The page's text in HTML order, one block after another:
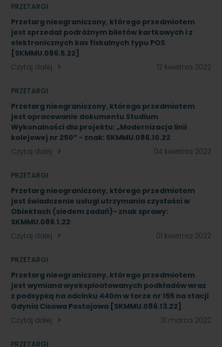
PRZETARGI
Przetarg nieograniczony, którego przedmiotem
jest sprzedaż podróżnym biletów kartkowych i z
elektronicznych kas fiskalnych typu POS
[SKMMU.086.5.22]
Czytaj dalej
12 kwietnia 2022
PRZETARGI
Przetarg nieograniczony, którego przedmiotem
jest opracowanie dokumentu Studium
Wykonalności dla projektu: „Modernizacja linii
kolejowej nr 250” - znak: SKMMU.086.10.22
Czytaj dalej
04 kwietnia 2022
PRZETARGI
Przetarg nieograniczony, którego przedmiotem
jest świadczenie usługi utrzymania czystości w
Obiektach (siedem zadań)- znak sprawy:
SKMMU.086.1.22
Czytaj dalej
01 kwietnia 2022
PRZETARGI
Przetarg nieograniczony, którego przedmiotem
jest wymiana wyeksploatowanych podkładów wraz
z podsypką na odcinku 440m w torze nr 155 na stacji
Gdynia Cisowa Postojowa [SKMMU.086.13.22]
Czytaj dalej
31 marca 2022
PRZETARGI